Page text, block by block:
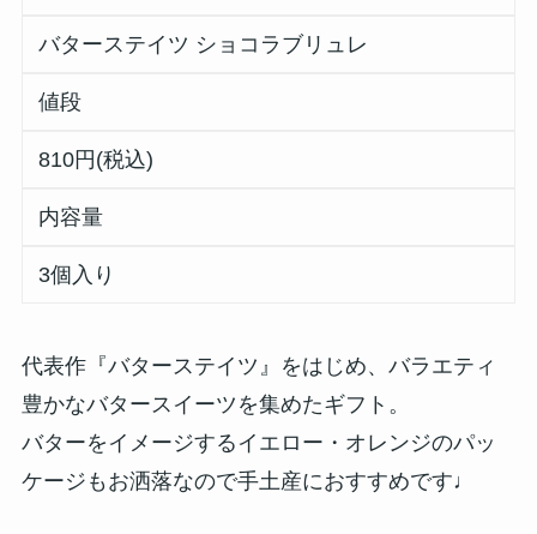
バターステイツ ショコラブリュレ
値段
810円(税込)
内容量
3個入り
代表作『バターステイツ』をはじめ、バラエティ
豊かなバタースイーツを集めたギフト。
バターをイメージするイエロー・オレンジのパッ
ケージもお洒落なので手土産におすすめです♩